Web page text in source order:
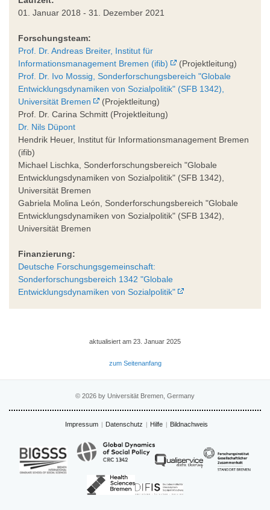
01. Januar 2018 - 31. Dezember 2021
Forschungsteam:
Prof. Dr. Andreas Breiter, Institut für
Informationsmanagement Bremen (ifib)
(Projektleitung)
Prof. Dr. Ivo Mossig, Sonderforschungsbereich "Globale
Entwicklungsdynamiken von Sozialpolitik" (SFB 1342),
Universität Bremen
(Projektleitung)
Prof. Dr. Carina Schmitt (Projektleitung)
Dr. Nils Düpont
Hendrik Heuer, Institut für Informationsmanagement Bremen
(ifib)
Michael Lischka, Sonderforschungsbereich "Globale
Entwicklungsdynamiken von Sozialpolitik" (SFB 1342),
Universität Bremen
Gabriela Molina León, Sonderforschungsbereich "Globale
Entwicklungsdynamiken von Sozialpolitik" (SFB 1342),
Universität Bremen
Finanzierung:
Deutsche Forschungsgemeinschaft:
Sonderforschungsbereich 1342 "Globale
Entwicklungsdynamiken von Sozialpolitik"
aktualisiert am 23. Januar 2025
zum Seitenanfang
© 2026 by Universität Bremen, Germany
Impressum Datenschutz Hilfe Bildnachweis